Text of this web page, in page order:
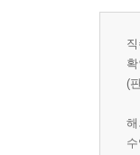
(